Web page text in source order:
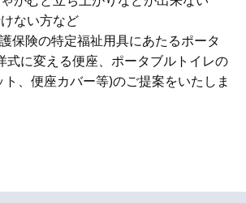
ない方など
保険の特定福祉用具にあたるポータ
に変える便座、​ポータブルトイレの
、便座カバー等)のご提案をいたしま